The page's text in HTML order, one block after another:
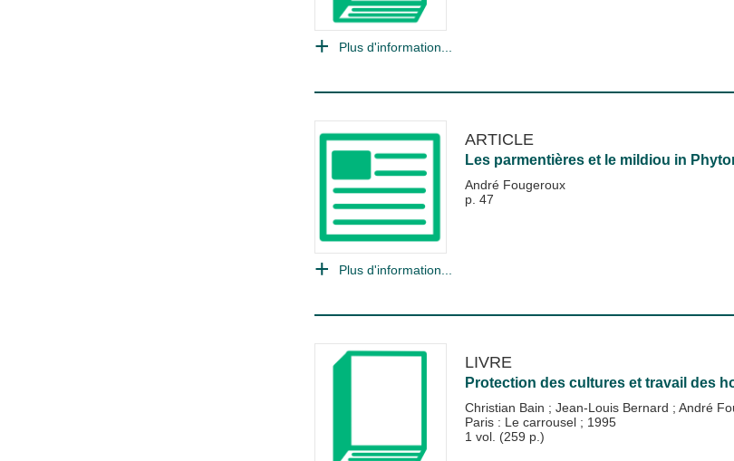
Plus d'information...
ARTICLE
Les parmentières et le mildiou in
André Fougeroux
p. 47
Plus d'information...
LIVRE
Protection des cultures et travail des
Christian Bain ; Jean-Louis Bernard ; André
Paris : Le carrousel ; 1995
1 vol. (259 p.)